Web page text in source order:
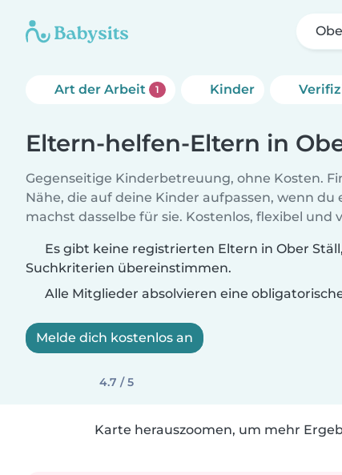
Art der Arbeit 1 Kinder
Eltern-helfen-Eltern in
Gegenseitige Kinderbetreuung, ohne Kosten.
Nähe, die auf deine Kinder aufpassen, wenn du
machst dasselbe für sie. Kostenlos, flexibel und
Es gibt keine registrierten Eltern in Ober
Suchkriterien übereinstimmen.
Alle Mitglieder absolvieren eine
Melde dich kostenlos an
4.7 / 5
Karte herauszoomen, um mehr